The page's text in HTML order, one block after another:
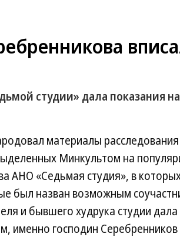
студии» дала показания
материалы
Минкультом на
АНО «Седьмая студия», в
был назван возможным
и бывшего худрука студии дала
именно господин